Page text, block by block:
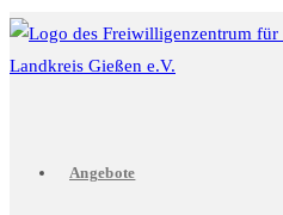
Angebote